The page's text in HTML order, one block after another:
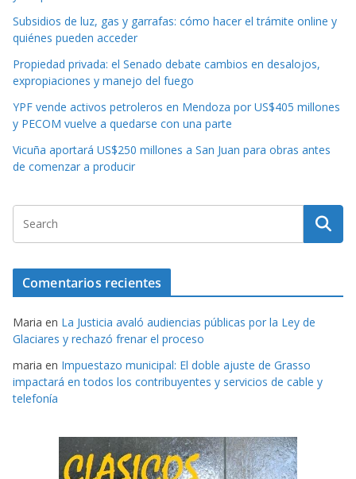
Subsidios de luz, gas y garrafas: cómo hacer el trámite online y
quiénes pueden acceder
Propiedad privada: el Senado debate cambios en desalojos,
expropiaciones y manejo del fuego
YPF vende activos petroleros en Mendoza por US$405 millones
y PECOM vuelve a quedarse con una parte
Vicuña aportará US$250 millones a San Juan para obras antes
de comenzar a producir
Comentarios recientes
Maria en La Justicia avaló audiencias públicas por la Ley de
Glaciares y rechazó frenar el proceso
maria en Impuestazo municipal: El doble ajuste de Grasso
impactará en todos los contribuyentes y servicios de cable y
telefonía